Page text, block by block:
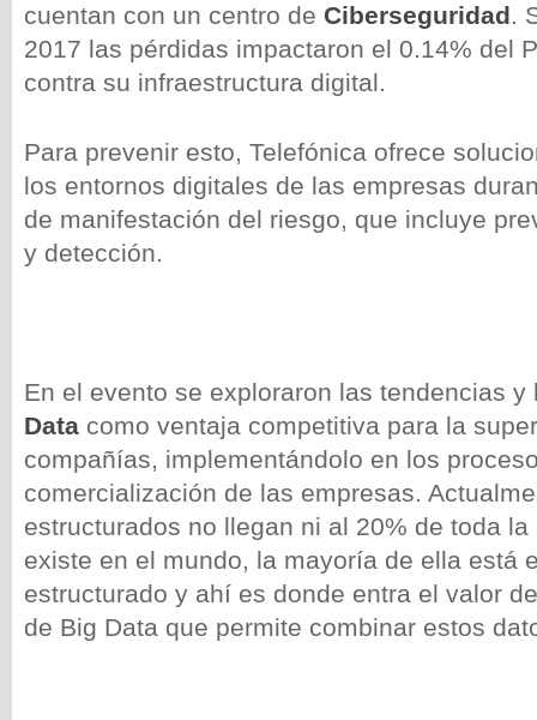
cuentan con un centro de Ciberseguridad.
2017 las pérdidas impactaron el 0.14% del
contra su infraestructura digital.
Para prevenir esto, Telefónica ofrece
los entornos digitales de las empresas
de manifestación del riesgo, que incluye
y detección.
En el evento se exploraron las tendencias
Data como ventaja competitiva para la
compañías, implementándolo en los
comercialización de las empresas.
estructurados no llegan ni al 20% de toda
existe en el mundo, la mayoría de ella está
estructurado y ahí es donde entra el valor
de Big Data que permite combinar estos